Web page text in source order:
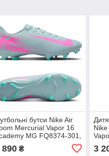
бутси Nike Air
Mercurial Vapor 16
MG FQ8374-301,
Розмір (EU) —
890₴ 3